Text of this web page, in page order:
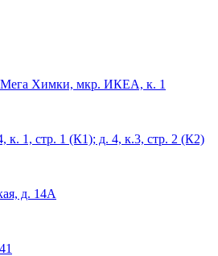
Химки, мкр. ИКЕА, к. 1
к. 1, стр. 1 (К1); д. 4, к.3, стр. 2 (К2)
д. 14А